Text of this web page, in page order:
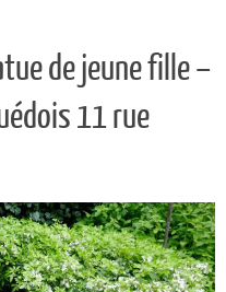
de jeune fille –
11 rue